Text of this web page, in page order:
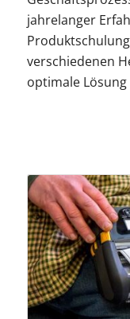
jahrelanger
verschiedenen
optimale